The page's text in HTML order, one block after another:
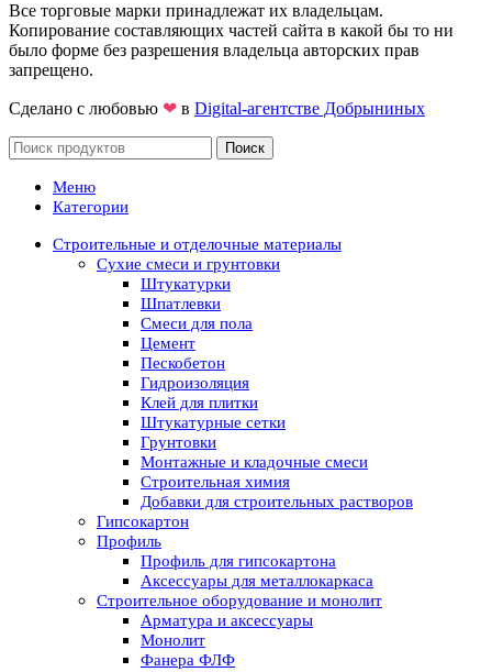
Все торговые марки принадлежат их владельцам.
Копирование составляющих частей сайта в какой бы то ни
было форме без разрешения владельца авторских прав
запрещено.
Сделано с любовью ❤ в Digital-агентстве Добрыниных
Поиск
Меню
Категории
Строительные и отделочные материалы
Сухие смеси и грунтовки
Штукатурки
Шпатлевки
Смеси для пола
Цемент
Пескобетон
Гидроизоляция
Клей для плитки
Штукатурные сетки
Грунтовки
Монтажные и кладочные смеси
Строительная химия
Добавки для строительных растворов
Гипсокартон
Профиль
Профиль для гипсокартона
Аксессуары для металлокаркаса
Строительное оборудование и монолит
Арматура и аксессуары
Монолит
Фанера ФЛФ